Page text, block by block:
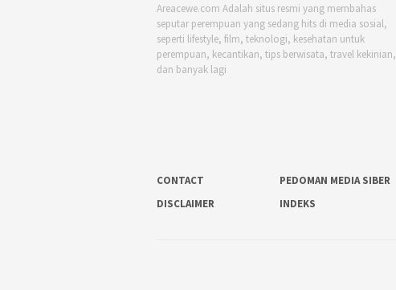
Areacewe.com Adalah situs resmi yang membahas
seputar perempuan yang sedang hits di media sosial,
seperti lifestyle, film, teknologi, kesehatan untuk
perempuan, kecantikan, tips berwisata, travel kekinian,
dan banyak lagi
CONTACT PEDOMAN MEDIA SIBER
DISCLAIMER
INDEKS